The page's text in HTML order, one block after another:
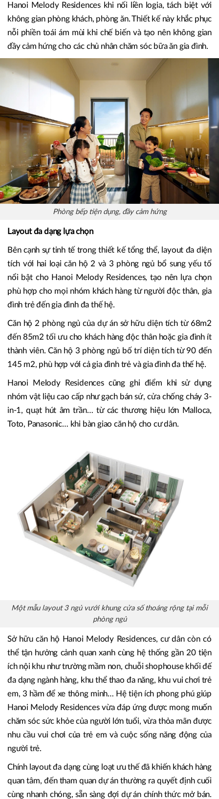
Hanoi Melody Residences khi nối liền logia, tách biệt với
không gian phòng khách, phòng ăn. Thiết kế này khắc phục
nỗi phiền toái ám mùi khi chế biến và tạo nên không gian
đầy cảm hứng cho các chủ nhân chăm sóc bữa ăn gia đình.
Phòng bếp tiện dụng, đầy cảm hứng
Layout đa dạng lựa chọn
Bên cạnh sự tinh tế trong thiết kế tổng thể, layout đa diện
tích với hai loại căn hộ 2 và 3 phòng ngủ bổ sung yếu tố
nổi bật cho Hanoi Melody Residences, tạo nên lựa chọn
phù hợp cho mọi nhóm khách hàng từ người độc thân, gia
đình trẻ đến gia đình đa thế hệ.
Căn hộ 2 phòng ngủ của dự án sở hữu diện tích từ 68m2
đến 85m2 tối ưu cho khách hàng độc thân hoặc gia đình ít
thành viên. Căn hộ 3 phòng ngủ bố trí diện tích từ 90 đến
145 m2, phù hợp với cả gia đình trẻ và gia đình đa thế hệ.
Hanoi Melody Residences cũng ghi điểm khi sử dụng
nhóm vật liệu cao cấp như gạch bán sứ, cửa chống cháy 3-
in-1, quạt hút âm trần… từ các thương hiệu lớn Malloca,
Toto, Panasonic… khi bàn giao căn hộ cho cư dân.
Một mẫu layout 3 ngủ vưới khung cửa số thoáng rộng tại mỗi
phòng ngủ
Sở hữu căn hộ Hanoi Melody Residences, cư dân còn có
thể tận hưởng cảnh quan xanh cùng hệ thống gần 20 tiện
ích nội khu như trường mầm non, chuỗi shophouse khối đế
đa dạng ngành hàng, khu thể thao đa năng, khu vui chơi trẻ
em, 3 hầm để xe thông minh… Hệ tiện ích phong phú giúp
Hanoi Melody Residences vừa đáp ứng được mong muốn
chăm sóc sức khỏe của người lớn tuổi, vừa thỏa mãn được
nhu cầu vui chơi của trẻ em và cuộc sống năng động của
người trẻ.
Chính layout đa dạng cùng loạt ưu thế đã khiến khách hàng
quan tâm, đến tham quan dự án thường ra quyết định cuối
cùng nhanh chóng, sẵn sàng đợi dự án chính thức mở bán.